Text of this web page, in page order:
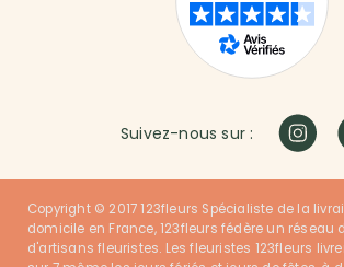
Suivez-nous sur :
Copyright © 2017 123fleurs Spécialiste de la
domicile en France, 123fleurs fédère un réseau
d'artisans fleuristes. Les fleuristes 123fleurs